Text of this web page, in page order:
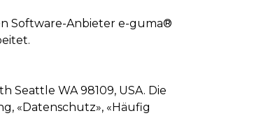
Software-Anbieter e-guma®
Seattle WA 98109, USA. Die
, «Datenschutz», «Häufig